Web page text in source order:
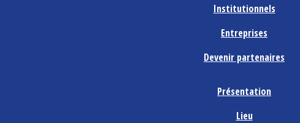
Institutionnels
Entreprises
Devenir partenaires
Présentation
Lieu